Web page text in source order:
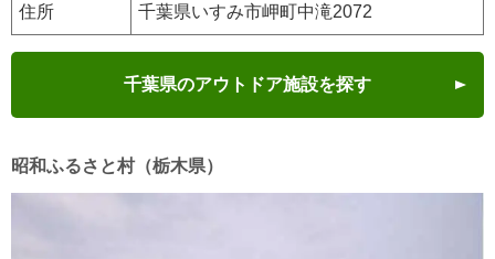
住所 千葉県いすみ市岬町中滝2072
千葉県のアウトドア施設を探す
昭和ふるさと村（栃木県）